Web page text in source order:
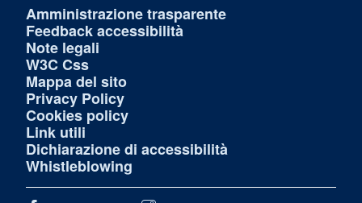
Amministrazione trasparente
Feedback accessibilità
Note legali
W3C Css
Mappa del sito
Privacy Policy
Cookies policy
Link utili
Dichiarazione di accessibilità
Whistleblowing